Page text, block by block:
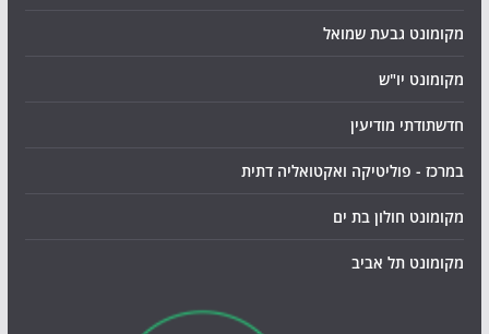
מקומונט גבעת שמואל
מקומונט יו"ש
חדשתודתי מודיעין
במרכז - פוליטיקה ואקטואליה דתית
מקומונט חולון בת ים
מקומונט תל אביב